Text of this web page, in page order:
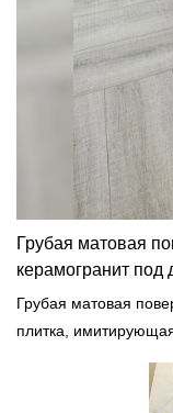
Грубая матовая
керамогранит под
под дерево под
Грубая матовая
плитка,
аналогичными